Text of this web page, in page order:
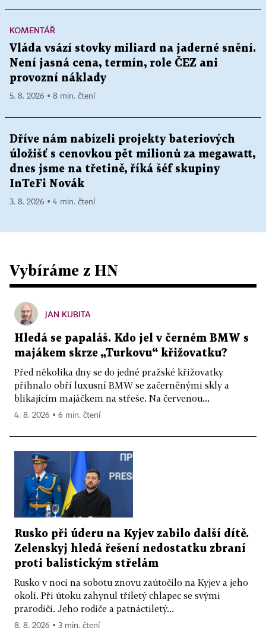
KOMENTÁŘ
Vláda vsází stovky miliard na jaderné snění.
Není jasná cena, termín, role ČEZ ani
provozní náklady
5. 8. 2026 ▪ 8 min. čtení
Dříve nám nabízeli projekty bateriových
úložišť s cenovkou pět milionů za megawatt,
dnes jsme na třetině, říká šéf skupiny
InTeFi Novák
3. 8. 2026 ▪ 4 min. čtení
Vybíráme z HN
JAN KUBITA
Hledá se papaláš. Kdo jel v černém BMW s
majákem skrze „Turkovu“ křižovatku?
Před několika dny se do jedné pražské křižovatky
přihnalo obří luxusní BMW se začerněnými skly a
blikajícím majáčkem na střeše. Na červenou...
4. 8. 2026 ▪ 6 min. čtení
Rusko při úderu na Kyjev zabilo další dítě.
Zelenskyj hledá řešení nedostatku zbraní
proti balistickým střelám
Rusko v noci na sobotu znovu zaútočilo na Kyjev a jeho
okolí. Při útoku zahynul tříletý chlapec se svými
prarodiči. Jeho rodiče a patnáctiletý...
8. 8. 2026 ▪ 3 min. čtení